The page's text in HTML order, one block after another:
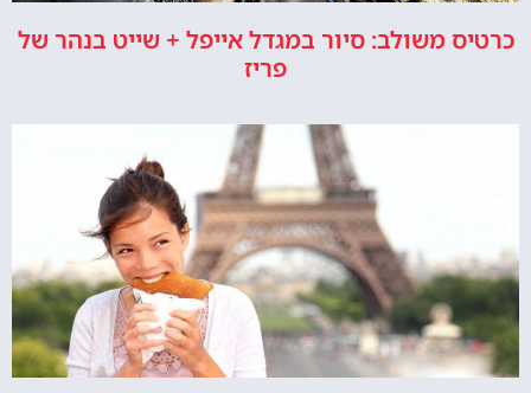
כרטיס משולב: סיור במגדל אייפל + שייט בנהר של
פריז